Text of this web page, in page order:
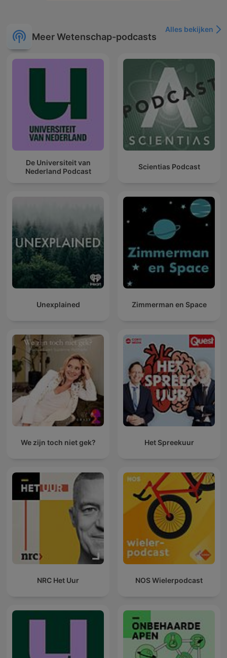
Meer Wetenschap-podcasts
Alles bekijken
De Universiteit van
Nederland Podcast
Scientias Podcast
Unexplained Zimmerman en Space
We zijn toch niet gek? Het Spreekuur
NRC Het Uur NOS Wielerpodcast